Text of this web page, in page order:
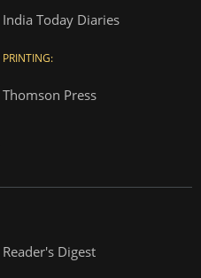
India Today Diaries
PRINTING:
Thomson Press
Reader's Digest